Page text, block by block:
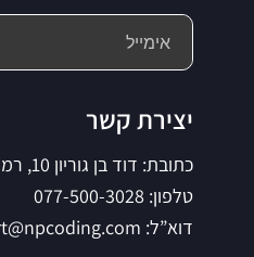
יצירת קשר
כתובת: דוד בן גוריון 10, רמת גן
טלפון: 077-500-3028
דוא”ל: support@npcoding.com